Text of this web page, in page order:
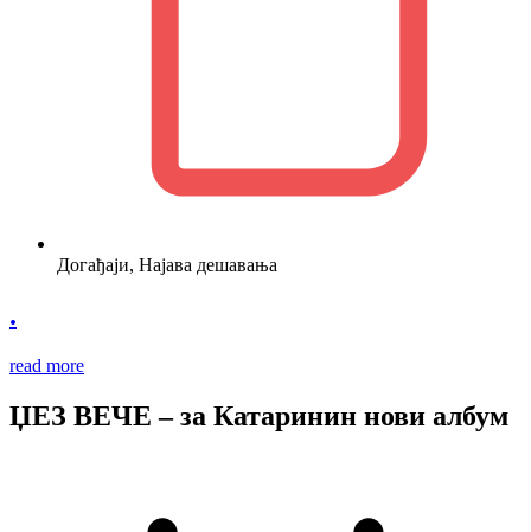
Догађаји, Најава дешавања
.
read more
ЏЕЗ ВЕЧЕ – за Катаринин нови албум